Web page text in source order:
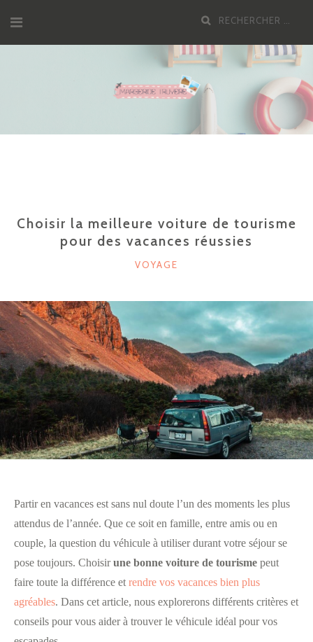
contenu
Recherche
:
Choisir la meilleure voiture de tourisme
pour des vacances réussies
CATÉGORIES
VOYAGE
Partir en vacances est sans nul doute l’un des moments les plus
attendus de l’année. Que ce soit en famille, entre amis ou en
couple, la question du véhicule à utiliser durant votre séjour se
pose toujours. Choisirune bonne voiture de tourisme peut
faire toute la différence et rendre vos vacances bien plus
agréables. Dans cet article, nous explorerons différents critères et
conseils pour vous aider à trouver le véhicule idéal pour vos